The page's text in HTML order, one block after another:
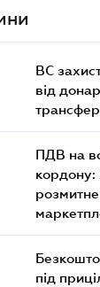
ВС
від
ПДВ на
кордону:
під